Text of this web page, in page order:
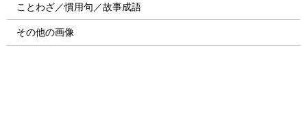
ことわざ／慣用句／故事成語
その他の画像